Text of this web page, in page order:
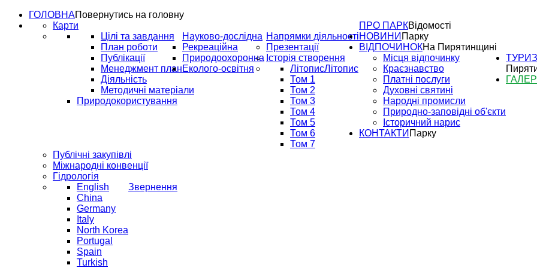
ГОЛОВНАПовернутись на головну
ПРО ПАРКВідомості
Карти
Напрямки діяльності
Науково-дослідна
Цілі та завдання
План роботи
Публікації
Менеджмент план
Рекреаційна
Природоохоронна
Еколого-освітня
Діяльність
Методичні матеріали
Природокористування
Презентації
Історія створення
Літопис
Літопис
Том 1
Том 2
Том 3
Том 4
Том 5
Том 6
Том 7
Публічні закупівлі
Міжнародні конвенції
Гідрологія
Звернення
English
China
Germany
Italy
North Korea
Portugal
Spain
Turkish
НОВИНИ Парку
ВІДПОЧИНОКНа Пирятинщині
Місця відпочинку
Краєзнавство
Платні послуги
Духовні святині
Народні промисли
Природно-заповідні об'єкти
Історичний нарис
КОНТАКТИ Парку